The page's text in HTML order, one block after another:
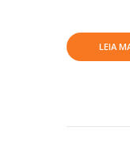
LEIA